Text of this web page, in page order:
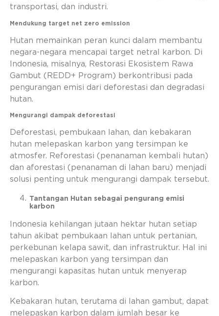
transportasi, dan industri.
Mendukung target net zero emission
Hutan memainkan peran kunci dalam membantu
negara-negara mencapai target netral karbon. Di
Indonesia, misalnya, Restorasi Ekosistem Rawa
Gambut (REDD+ Program) berkontribusi pada
pengurangan emisi dari deforestasi dan degradasi
hutan.
Mengurangi dampak deforestasi
Deforestasi, pembukaan lahan, dan kebakaran
hutan melepaskan karbon yang tersimpan ke
atmosfer. Reforestasi (penanaman kembali hutan)
dan aforestasi (penanaman di lahan baru) menjadi
solusi penting untuk mengurangi dampak tersebut.
Tantangan Hutan sebagai pengurang emisi
karbon
Indonesia kehilangan jutaan hektar hutan setiap
tahun akibat pembukaan lahan untuk pertanian,
perkebunan kelapa sawit, dan infrastruktur. Hal ini
melepaskan karbon yang tersimpan dan
mengurangi kapasitas hutan untuk menyerap
karbon.
Kebakaran hutan, terutama di lahan gambut, dapat
melepaskan karbon dalam jumlah besar ke